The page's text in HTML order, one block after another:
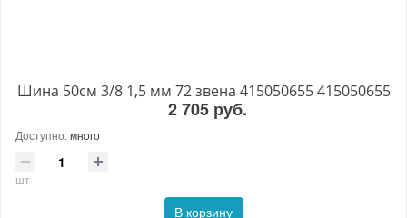
Шина 50см 3/8 1,5 мм 72 звена 415050655 415050655
2 705 руб.
Доступно:много
шт
В корзину